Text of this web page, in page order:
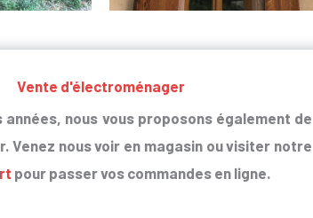
Vente d'électroménager
années, nous vous proposons également de
Venez nous voir en magasin ou visiter notre
pour passer vos commandes en ligne.